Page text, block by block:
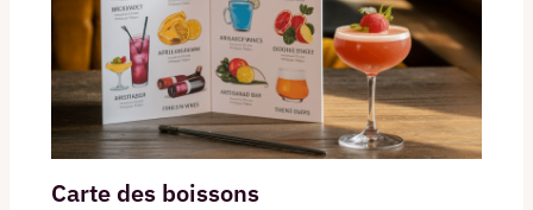
Carte des boissons